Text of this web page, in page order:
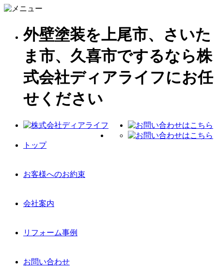
外壁塗装を上尾市、さいた
ま市、久喜市でするなら株
式会社ディアライフにお任
せください
トップ
お客様へのお約束
会社案内
リフォーム事例
お問い合わせ